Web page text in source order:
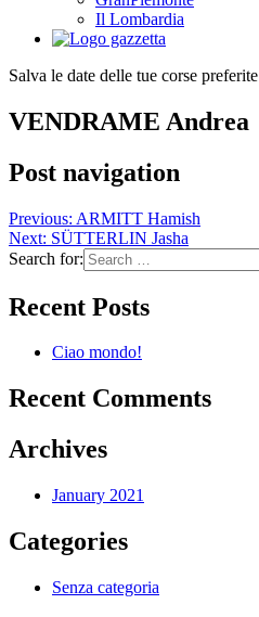
Il Lombardia
Salva le date delle tue corse preferite
VENDRAME Andrea
Post navigation
Previous: ARMITT Hamish
Next: SÜTTERLIN Jasha
Search for:
Recent Posts
Ciao mondo!
Recent Comments
Archives
January 2021
Categories
Senza categoria